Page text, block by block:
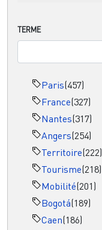
TERME
Paris(457)
France(327)
Nantes(317)
Angers(254)
Territoire(222)
Tourisme(218)
Mobilité(201)
Bogotá(189)
Caen(186)